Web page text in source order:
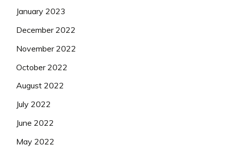
January 2023
December 2022
November 2022
October 2022
August 2022
July 2022
June 2022
May 2022